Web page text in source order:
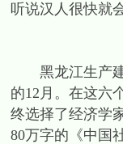
听说汉人很快就
黑龙江生产建
的12月。在这六
终选择了经济学
80万字的《中国